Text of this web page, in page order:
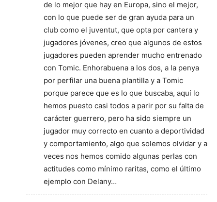
de lo mejor que hay en Europa, sino el mejor,
con lo que puede ser de gran ayuda para un
club como el juventut, que opta por cantera y
jugadores jóvenes, creo que algunos de estos
jugadores pueden aprender mucho entrenado
con Tomic. Enhorabuena a los dos, a la penya
por perfilar una buena plantilla y a Tomic
porque parece que es lo que buscaba, aquí lo
hemos puesto casi todos a parir por su falta de
carácter guerrero, pero ha sido siempre un
jugador muy correcto en cuanto a deportividad
y comportamiento, algo que solemos olvidar y a
veces nos hemos comido algunas perlas con
actitudes como mínimo raritas, como el último
ejemplo con Delany…